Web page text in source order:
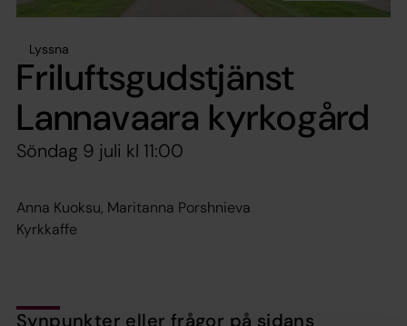
Lyssna
Friluftsgudstjänst
Lannavaara kyrkogård
Söndag 9 juli kl 11:00
Anna Kuoksu, Maritanna Porshnieva
Kyrkkaffe
Synpunkter eller frågor på sidans